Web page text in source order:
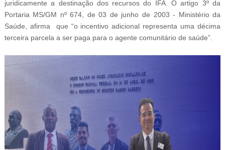
juridicamente a destinação dos recursos do IFA. O artigo 3º da
Portaria MS/GM nº 674, de 03 de junho de 2003 - Ministério da
Saúde, afirma que “o incentivo adicional representa uma décima
terceira parcela a ser paga para o agente comunitário de saúde”.